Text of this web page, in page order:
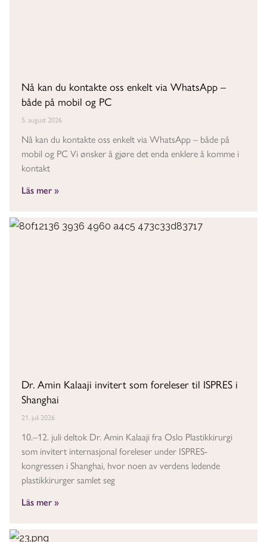
Nå kan du kontakte oss enkelt via WhatsApp –
både på mobil og PC
5. august 2026
Nå kan du kontakte oss enkelt via WhatsApp – både på
mobil og PC Vi ønsker å gjøre det enda enklere å komme i
kontakt
Läs mer »
Dr. Amin Kalaaji invitert som foreleser til ISPRES i
Shanghai
21. juli 2026
10.–12. juli deltok Dr. Amin Kalaaji fra Oslo Plastikkirurgi
som invitert internasjonal foreleser under ISPRES-
kongressen i Shanghai, hvor noen av verdens ledende
plastikkirurger samlet seg
Läs mer »